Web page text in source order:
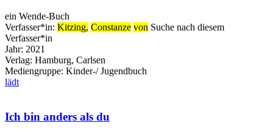
ein Wende-Buch
Verfasser*in: Kitzing, Constanze von Suche nach diesem
Verfasser*in
Jahr: 2021
Verlag: Hamburg, Carlsen
Mediengruppe: Kinder-/ Jugendbuch
lädt
Ich bin anders als du